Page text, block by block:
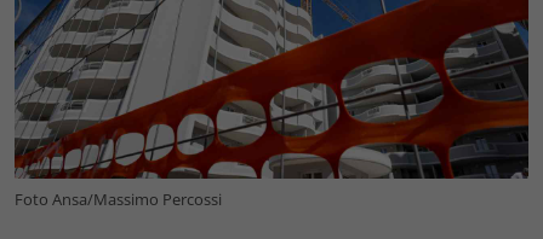
Foto Ansa/Massimo Percossi